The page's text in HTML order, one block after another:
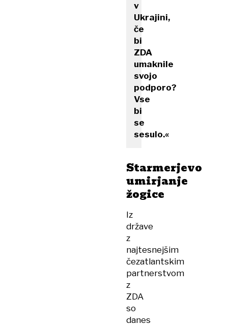
v
Ukrajini,
če
bi
ZDA
umaknile
svojo
podporo?
Vse
bi
se
sesulo.«
Starmerjevo
umirjanje
žogice
Iz
države
z
najtesnejšim
čezatlantskim
partnerstvom
z
ZDA
so
danes